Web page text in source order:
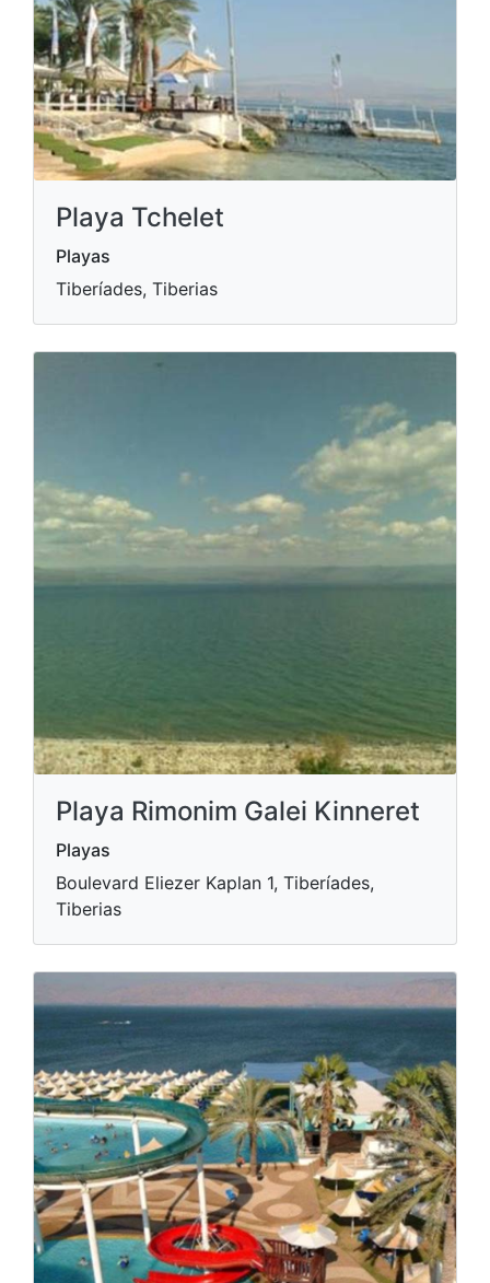
Playa Tchelet
Playas
Tiberíades, Tiberias
Playa Rimonim Galei Kinneret
Playas
Boulevard Eliezer Kaplan 1, Tiberíades,
Tiberias